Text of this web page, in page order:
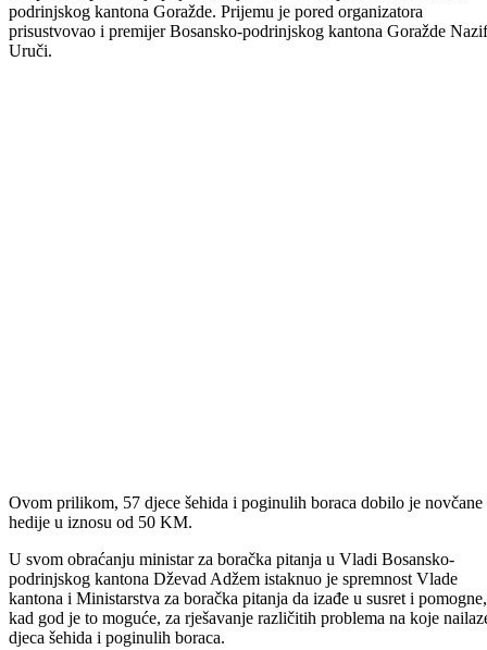
U organizaciji Ministarstva za boračka pitanja i Udruženja porodica
šehida i poginulih boraca BPK-a Goražde, 31.12.2009. godine, u sali
Skupštine upriličen je prijem za djecu šehida sa prostora Bosansko-
Ovom prilikom, 57 djece šehida i poginulih boraca dobilo je novčane
hedije u iznosu od 50 KM.
U svom obraćanju ministar za boračka pitanja u Vladi Bosansko-
podrinjskog kantona Dževad Adžem istaknuo je spremnost Vlade